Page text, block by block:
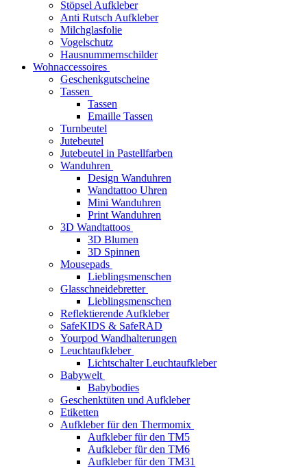
Stöpsel Aufkleber
Anti Rutsch Aufkleber
Milchglasfolie
Vogelschutz
Hausnummernschilder
Wohnaccessoires
Geschenkgutscheine
Tassen
Tassen
Emaille Tassen
Turnbeutel
Jutebeutel
Jutebeutel in Pastellfarben
Wanduhren
Design Wanduhren
Wandtattoo Uhren
Mini Wanduhren
Print Wanduhren
3D Wandtattoos
3D Blumen
3D Spinnen
Mousepads
Lieblingsmenschen
Glasschneidebretter
Lieblingsmenschen
Reflektierende Aufkleber
SafeKIDS & SafeRAD
Yourpod Wandhalterungen
Leuchtaufkleber
Lichtschalter Leuchtaufkleber
Babywelt
Babybodies
Geschenktüten und Aufkleber
Etiketten
Aufkleber für den Thermomix
Aufkleber für den TM5
Aufkleber für den TM6
Aufkleber für den TM31